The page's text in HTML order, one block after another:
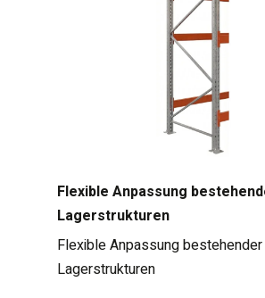
Flexible Anpassung
Lagerstrukturen
Flexible Anpassung bestehender
Lagerstrukturen